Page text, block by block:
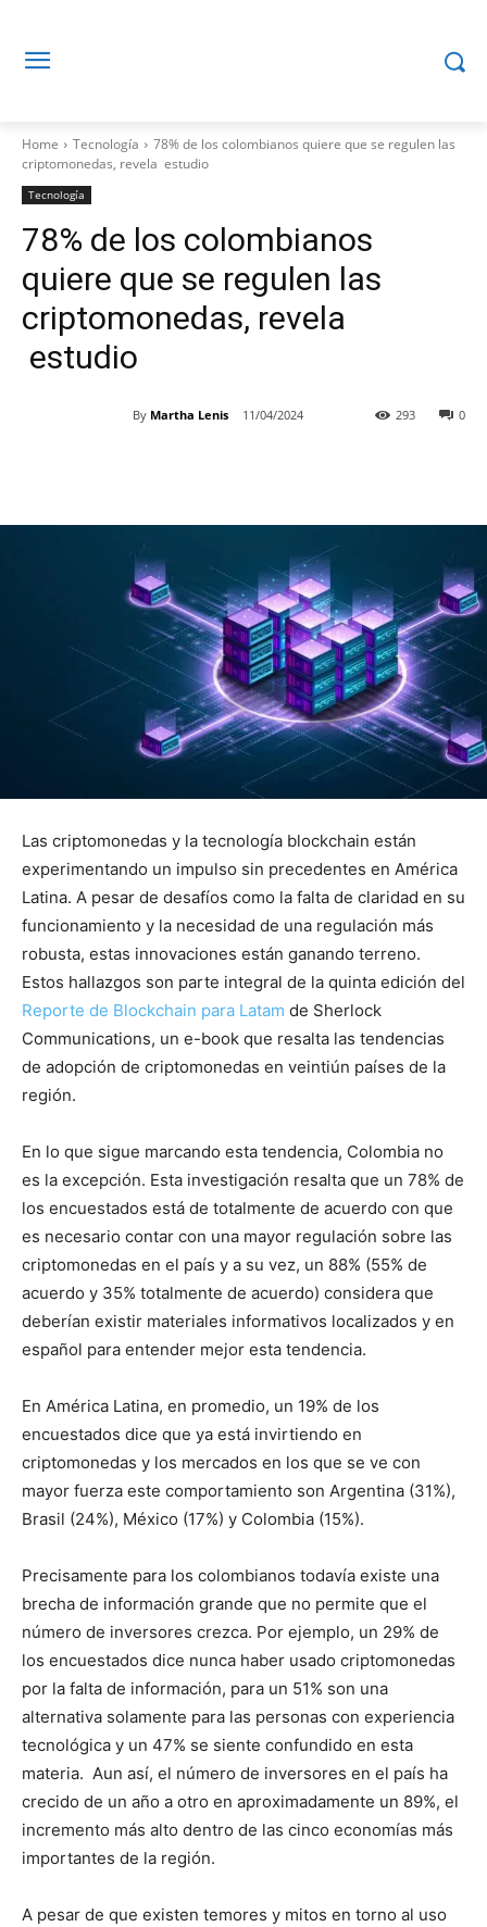
Home Tecnología
78% de los colombianos quiere que se regulen las
criptomonedas, revela estudio
Tecnología
78% de los colombianos
quiere que se regulen las
criptomonedas, revela
estudio
By Martha Lenis 11/04/2024 0
293
Las criptomonedas y la tecnología blockchain están
experimentando un impulso sin precedentes en América
Latina. A pesar de desafíos como la falta de claridad en su
funcionamiento y la necesidad de una regulación más
robusta, estas innovaciones están ganando terreno.
Estos hallazgos son parte integral de la quinta edición del
Reporte de Blockchain para Latam de Sherlock
Communications, un e-book que resalta las tendencias
de adopción de criptomonedas en veintiún países de la
región.
En lo que sigue marcando esta tendencia, Colombia no
es la excepción. Esta investigación resalta que un 78% de
los encuestados está de totalmente de acuerdo con que
es necesario contar con una mayor regulación sobre las
criptomonedas en el país y a su vez, un 88% (55% de
acuerdo y 35% totalmente de acuerdo) considera que
deberían existir materiales informativos localizados y en
español para entender mejor esta tendencia.
En América Latina, en promedio, un 19% de los
encuestados dice que ya está invirtiendo en
criptomonedas y los mercados en los que se ve con
mayor fuerza este comportamiento son Argentina (31%),
Brasil (24%), México (17%) y Colombia (15%).
Precisamente para los colombianos todavía existe una
brecha de información grande que no permite que el
número de inversores crezca. Por ejemplo, un 29% de
los encuestados dice nunca haber usado criptomonedas
por la falta de información, para un 51% son una
alternativa solamente para las personas con experiencia
tecnológica y un 47% se siente confundido en esta
materia. Aun así, el número de inversores en el país ha
crecido de un año a otro en aproximadamente un 89%, el
incremento más alto dentro de las cinco economías más
importantes de la región.
A pesar de que existen temores y mitos en torno al uso